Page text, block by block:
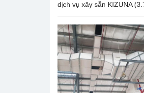
dịch vụ xây sẵn KIZUNA